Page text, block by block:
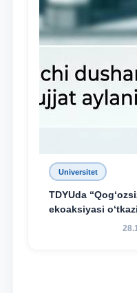
Universitet
TDYUda
ekoaksiyasi